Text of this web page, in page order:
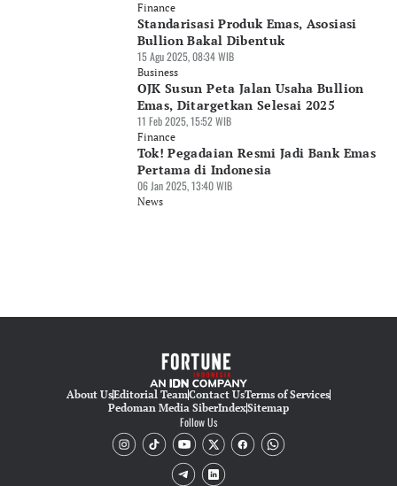
Finance
Standarisasi Produk Emas, Asosiasi
Bullion Bakal Dibentuk
15 Agu 2025, 08:34 WIB
Business
OJK Susun Peta Jalan Usaha Bullion
Emas, Ditargetkan Selesai 2025
11 Feb 2025, 15:52 WIB
Finance
Tok! Pegadaian Resmi Jadi Bank Emas
Pertama di Indonesia
06 Jan 2025, 13:40 WIB
News
About UsEditorial TeamContact UsTerms of Services
Pedoman Media SiberIndexSitemap
Follow Us